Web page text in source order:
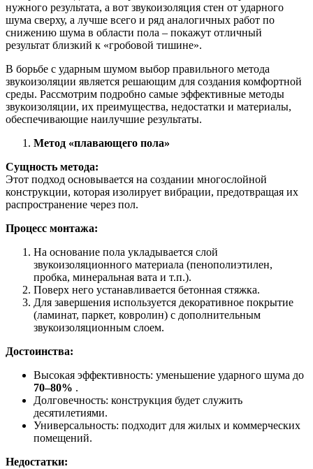
нужного результата, а вот звукоизоляция стен от ударного
шума сверху, а лучше всего и ряд аналогичных работ по
снижению шума в области пола – покажут отличный
результат близкий к «гробовой тишине».
В борьбе с ударным шумом выбор правильного метода
звукоизоляции является решающим для создания комфортной
среды. Рассмотрим подробно самые эффективные методы
звукоизоляции, их преимущества, недостатки и материалы,
обеспечивающие наилучшие результаты.
Метод «плавающего пола»
Сущность метода:
Этот подход основывается на создании многослойной
конструкции, которая изолирует вибрации, предотвращая их
распространение через пол.
Процесс монтажа:
На основание пола укладывается слой
звукоизоляционного материала (пенополиэтилен,
пробка, минеральная вата и т.п.).
Поверх него устанавливается бетонная стяжка.
Для завершения используется декоративное покрытие
(ламинат, паркет, ковролин) с дополнительным
звукоизоляционным слоем.
Достоинства:
Высокая эффективность: уменьшение ударного шума до
70–80% .
Долговечность: конструкция будет служить
десятилетиями.
Универсальность: подходит для жилых и коммерческих
помещений.
Недостатки: